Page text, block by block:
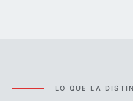
LO QUE LA